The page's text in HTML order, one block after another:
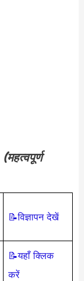
(महत्वपूर्ण
📝विज्ञापन देखें
📝यहाँ क्लिक
करें